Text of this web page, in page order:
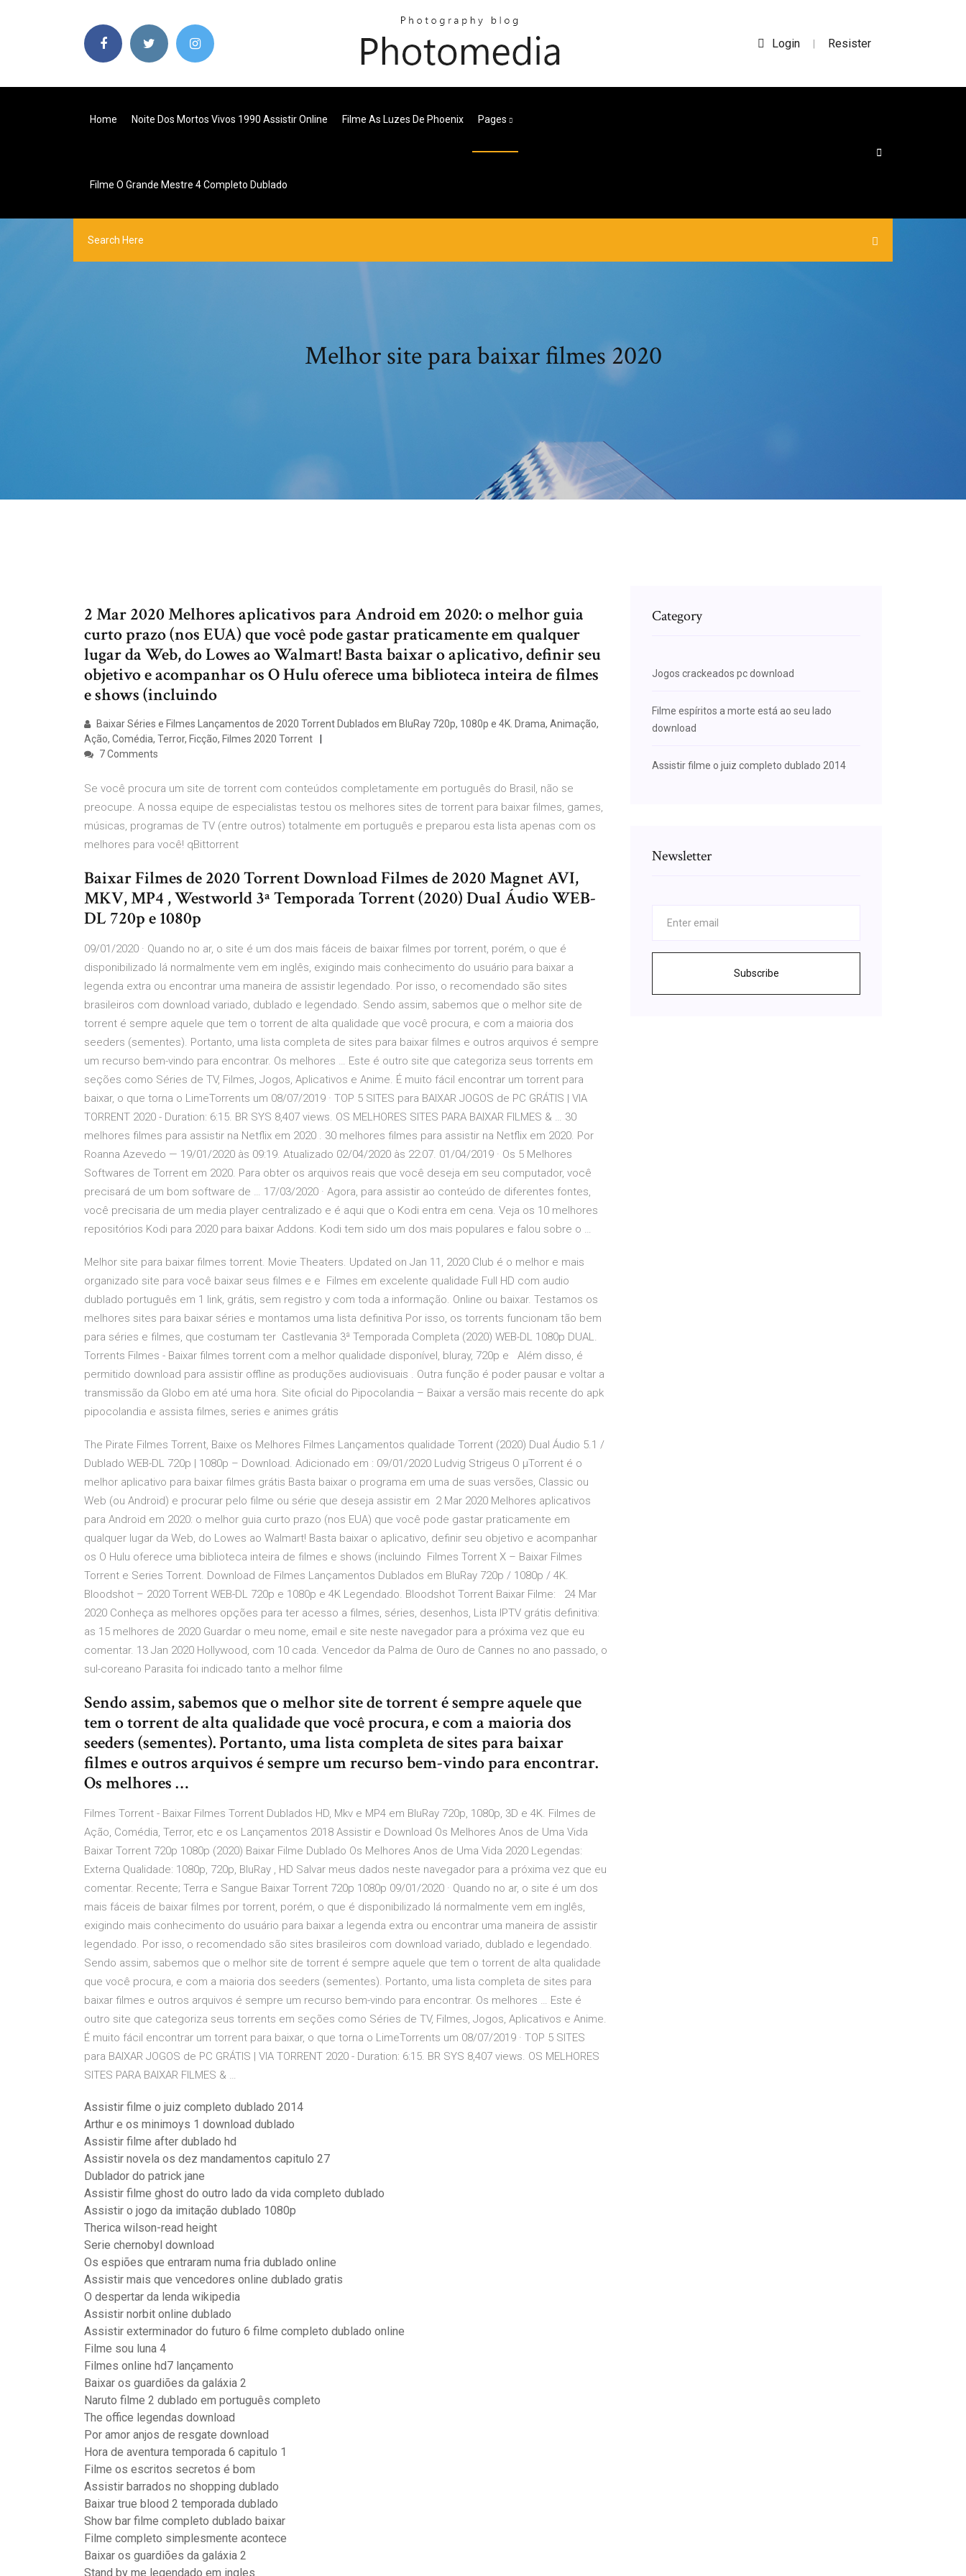
Login | Resister
Home Noite Dos Mortos Vivos 1990 Assistir Online Filme As Luzes De Phoenix Pages
Filme O Grande Mestre 4 Completo Dublado
Melhor site para baixar filmes 2020
2 Mar 2020 Melhores aplicativos para Android em 2020: o melhor guia
curto prazo (nos EUA) que você pode gastar praticamente em qualquer
lugar da Web, do Lowes ao Walmart! Basta baixar o aplicativo, definir seu
objetivo e acompanhar os O Hulu oferece uma biblioteca inteira de filmes
e shows (incluindo
Baixar Séries e Filmes Lançamentos de 2020 Torrent Dublados em BluRay 720p, 1080p e 4K. Drama, Animação,
Ação, Comédia, Terror, Ficção, Filmes 2020 Torrent
7 Comments
Se você procura um site de torrent com conteúdos completamente em português do Brasil, não se
preocupe. A nossa equipe de especialistas testou os melhores sites de torrent para baixar filmes, games,
músicas, programas de TV (entre outros) totalmente em português e preparou esta lista apenas com os
melhores para você! qBittorrent
Baixar Filmes de 2020 Torrent Download Filmes de 2020 Magnet AVI,
MKV, MP4 , Westworld 3ª Temporada Torrent (2020) Dual Áudio WEB-
DL 720p e 1080p
09/01/2020 · Quando no ar, o site é um dos mais fáceis de baixar filmes por torrent, porém, o que é
disponibilizado lá normalmente vem em inglês, exigindo mais conhecimento do usuário para baixar a
legenda extra ou encontrar uma maneira de assistir legendado. Por isso, o recomendado são sites
brasileiros com download variado, dublado e legendado. Sendo assim, sabemos que o melhor site de
torrent é sempre aquele que tem o torrent de alta qualidade que você procura, e com a maioria dos
seeders (sementes). Portanto, uma lista completa de sites para baixar filmes e outros arquivos é sempre
um recurso bem-vindo para encontrar. Os melhores … Este é outro site que categoriza seus torrents em
seções como Séries de TV, Filmes, Jogos, Aplicativos e Anime. É muito fácil encontrar um torrent para
baixar, o que torna o LimeTorrents um 08/07/2019 · TOP 5 SITES para BAIXAR JOGOS de PC GRÁTIS | VIA
TORRENT 2020 - Duration: 6:15. BR SYS 8,407 views. OS MELHORES SITES PARA BAIXAR FILMES & … 30
melhores filmes para assistir na Netflix em 2020 . 30 melhores filmes para assistir na Netflix em 2020. Por
Roanna Azevedo — 19/01/2020 às 09:19. Atualizado 02/04/2020 às 22:07. 01/04/2019 · Os 5 Melhores
Softwares de Torrent em 2020. Para obter os arquivos reais que você deseja em seu computador, você
precisará de um bom software de … 17/03/2020 · Agora, para assistir ao conteúdo de diferentes fontes,
você precisaria de um media player centralizado e é aqui que o Kodi entra em cena. Veja os 10 melhores
repositórios Kodi para 2020 para baixar Addons. Kodi tem sido um dos mais populares e falou sobre o …
Melhor site para baixar filmes torrent. Movie Theaters. Updated on Jan 11, 2020 Club é o melhor e mais
organizado site para você baixar seus filmes e e Filmes em excelente qualidade Full HD com audio
dublado português em 1 link, grátis, sem registro y com toda a informação. Online ou baixar. Testamos os
melhores sites para baixar séries e montamos uma lista definitiva Por isso, os torrents funcionam tão bem
para séries e filmes, que costumam ter Castlevania 3ª Temporada Completa (2020) WEB-DL 1080p DUAL.
Torrents Filmes - Baixar filmes torrent com a melhor qualidade disponível, bluray, 720p e Além disso, é
permitido download para assistir offline as produções audiovisuais . Outra função é poder pausar e voltar a
transmissão da Globo em até uma hora. Site oficial do Pipocolandia – Baixar a versão mais recente do apk
pipocolandia e assista filmes, series e animes grátis
The Pirate Filmes Torrent, Baixe os Melhores Filmes Lançamentos qualidade Torrent (2020) Dual Áudio 5.1 /
Dublado WEB-DL 720p | 1080p – Download. Adicionado em : 09/01/2020 Ludvig Strigeus O µTorrent é o
melhor aplicativo para baixar filmes grátis Basta baixar o programa em uma de suas versões, Classic ou
Web (ou Android) e procurar pelo filme ou série que deseja assistir em 2 Mar 2020 Melhores aplicativos
para Android em 2020: o melhor guia curto prazo (nos EUA) que você pode gastar praticamente em
qualquer lugar da Web, do Lowes ao Walmart! Basta baixar o aplicativo, definir seu objetivo e acompanhar
os O Hulu oferece uma biblioteca inteira de filmes e shows (incluindo Filmes Torrent X – Baixar Filmes
Torrent e Series Torrent. Download de Filmes Lançamentos Dublados em BluRay 720p / 1080p / 4K.
Bloodshot – 2020 Torrent WEB-DL 720p e 1080p e 4K Legendado. Bloodshot Torrent Baixar Filme: 24 Mar
2020 Conheça as melhores opções para ter acesso a filmes, séries, desenhos, Lista IPTV grátis definitiva:
as 15 melhores de 2020 Guardar o meu nome, email e site neste navegador para a próxima vez que eu
comentar. 13 Jan 2020 Hollywood, com 10 cada. Vencedor da Palma de Ouro de Cannes no ano passado, o
sul-coreano Parasita foi indicado tanto a melhor filme
Sendo assim, sabemos que o melhor site de torrent é sempre aquele que
tem o torrent de alta qualidade que você procura, e com a maioria dos
seeders (sementes). Portanto, uma lista completa de sites para baixar
filmes e outros arquivos é sempre um recurso bem-vindo para encontrar.
Os melhores …
Filmes Torrent - Baixar Filmes Torrent Dublados HD, Mkv e MP4 em BluRay 720p, 1080p, 3D e 4K. Filmes de
Ação, Comédia, Terror, etc e os Lançamentos 2018 Assistir e Download Os Melhores Anos de Uma Vida
Baixar Torrent 720p 1080p (2020) Baixar Filme Dublado Os Melhores Anos de Uma Vida 2020 Legendas:
Externa Qualidade: 1080p, 720p, BluRay , HD Salvar meus dados neste navegador para a próxima vez que eu
comentar. Recente; Terra e Sangue Baixar Torrent 720p 1080p 09/01/2020 · Quando no ar, o site é um dos
mais fáceis de baixar filmes por torrent, porém, o que é disponibilizado lá normalmente vem em inglês,
exigindo mais conhecimento do usuário para baixar a legenda extra ou encontrar uma maneira de assistir
legendado. Por isso, o recomendado são sites brasileiros com download variado, dublado e legendado.
Sendo assim, sabemos que o melhor site de torrent é sempre aquele que tem o torrent de alta qualidade
que você procura, e com a maioria dos seeders (sementes). Portanto, uma lista completa de sites para
baixar filmes e outros arquivos é sempre um recurso bem-vindo para encontrar. Os melhores … Este é
outro site que categoriza seus torrents em seções como Séries de TV, Filmes, Jogos, Aplicativos e Anime.
É muito fácil encontrar um torrent para baixar, o que torna o LimeTorrents um 08/07/2019 · TOP 5 SITES
para BAIXAR JOGOS de PC GRÁTIS | VIA TORRENT 2020 - Duration: 6:15. BR SYS 8,407 views. OS MELHORES
SITES PARA BAIXAR FILMES & …
Assistir filme o juiz completo dublado 2014
Arthur e os minimoys 1 download dublado
Assistir filme after dublado hd
Assistir novela os dez mandamentos capitulo 27
Dublador do patrick jane
Assistir filme ghost do outro lado da vida completo dublado
Assistir o jogo da imitação dublado 1080p
Therica wilson-read height
Serie chernobyl download
Os espiões que entraram numa fria dublado online
Assistir mais que vencedores online dublado gratis
O despertar da lenda wikipedia
Assistir norbit online dublado
Assistir exterminador do futuro 6 filme completo dublado online
Filme sou luna 4
Filmes online hd7 lançamento
Baixar os guardiões da galáxia 2
Naruto filme 2 dublado em português completo
The office legendas download
Por amor anjos de resgate download
Hora de aventura temporada 6 capitulo 1
Filme os escritos secretos é bom
Assistir barrados no shopping dublado
Baixar true blood 2 temporada dublado
Show bar filme completo dublado baixar
Filme completo simplesmente acontece
Baixar os guardiões da galáxia 2
Stand by me legendado em ingles
Category
Jogos crackeados pc download
Filme espíritos a morte está ao seu lado
download
Assistir filme o juiz completo dublado 2014
Newsletter
Subscribe